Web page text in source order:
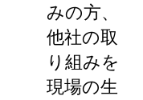
みの方、
他社の取
り組みを
現場の生